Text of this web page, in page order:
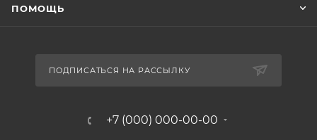
ПОМОЩЬ
ПОДПИСАТЬСЯ НА РАССЫЛКУ
+7 (000) 000-00-00